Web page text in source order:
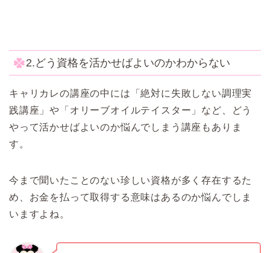
2.どう資格を活かせばよいのかわからない
キャリカレの講座の中には「絶対に失敗しない調理実
践講座」や「オリーブオイルテイスター」など、どう
やって活かせばよいのか悩んでしまう講座もありま
す。
今まで聞いたことのない珍しい資格が多く存在するた
め、お金を払って取得する意味はあるのか悩んでしま
いますよね。